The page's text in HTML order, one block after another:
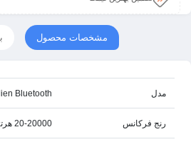
مشخصات محصول
مدل Bluetooth
رنج فرکانس 20-20000 هرتز